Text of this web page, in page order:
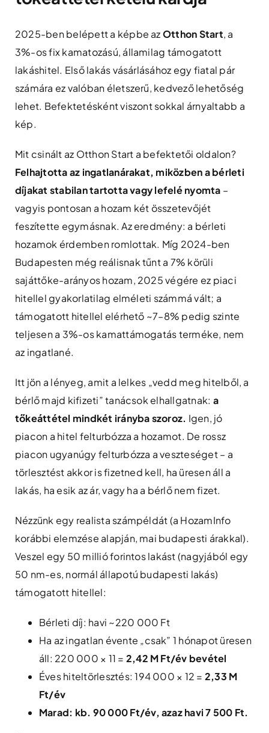
2025-ben belépett a képbe azOtthon Start, a
3%-os fix kamatozású, államilag támogatott
lakáshitel. Első lakás vásárlásához egy fiatal pár
számára ez valóban életszerű, kedvező lehetőség
lehet. Befektetésként viszont sokkal árnyaltabb a
kép.
Mit csinált az Otthon Start a befektetői oldalon?
Felhajtotta az ingatlanárakat, miközben a bérleti
díjakat stabilan tartotta vagy lefelé nyomta –
vagyis pontosan a hozam két összetevőjét
feszítette egymásnak. Az eredmény: a bérleti
hozamok érdemben romlottak. Míg 2024-ben
Budapesten még reálisnak tűnt a 7% körüli
sajáttőke-arányos hozam, 2025 végére ez piaci
hitellel gyakorlatilag elméleti számmá vált; a
támogatott hitellel elérhető ~7–8% pedig szinte
teljesen a 3%-os kamattámogatás terméke, nem
az ingatlané.
Itt jön a lényeg, amit a lelkes „vedd meg hitelből, a
bérlő majd kifizeti” tanácsok elhallgatnak: a
tőkeáttétel mindkét irányba szoroz. Igen, jó
piacon a hitel felturbózza a hozamot. De rossz
piacon ugyanúgy felturbózza a veszteséget – a
törlesztést akkor is fizetned kell, ha üresen áll a
lakás, ha esik az ár, vagy ha a bérlő nem fizet.
Nézzünk egy realista számpéldát (a HozamInfo
korábbi elemzése alapján, mai budapesti árakkal).
Veszel egy 50 millió forintos lakást (nagyjából egy
50 nm-es, normál állapotú budapesti lakás)
támogatott hitellel:
Bérleti díj: havi ~220 000 Ft
Ha az ingatlan évente „csak” 1 hónapot üresen
áll: 220 000 × 11 = 2,42 M Ft/év bevétel
Éves hiteltörlesztés: 194 000 × 12 = 2,33 M
Ft/év
Marad: kb. 90 000 Ft/év, azaz havi 7 500 Ft.